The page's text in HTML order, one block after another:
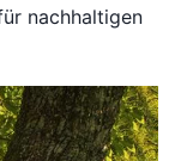
nachhaltigen